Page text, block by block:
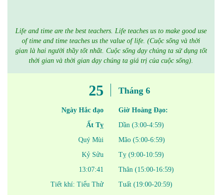
Life and time are the best teachers. Life teaches us to make good use
of time and time teaches us the value of life. (Cuộc sống và thời
gian là hai người thầy tốt nhất. Cuộc sống dạy chúng ta sử dụng tốt
thời gian và thời gian dạy chúng ta giá trị của cuộc sống).
25
Ngày Hắc đạo
Ất Tỵ
Quý Mùi
Kỷ Sửu
13:07:41
Tiết khí: Tiểu Thử
Tháng 6
Giờ Hoàng Đạo:
Dần (3:00-4:59)
Mão (5:00-6:59)
Tỵ (9:00-10:59)
Thân (15:00-16:59)
Tuất (19:00-20:59)